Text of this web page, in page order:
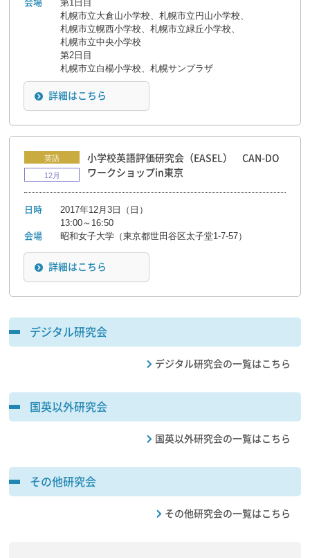
会場
第1日目
札幌市立大倉山小学校、札幌市立円山小学校、
札幌市立幌西小学校、札幌市立緑丘小学校、
札幌市立中央小学校
第2日目
札幌市立白楊小学校、札幌サンプラザ
詳細はこちら
英語
12月
小学校英語評価研究会（EASEL） CAN-DO
ワークショップin東京
日時
2017年12月3日（日）
13:00～16:50
会場 昭和女子大学（東京都世田谷区太子堂1-7-57）
詳細はこちら
デジタル研究会
デジタル研究会の一覧はこちら
国英以外研究会
国英以外研究会の一覧はこちら
その他研究会
その他研究会の一覧はこちら